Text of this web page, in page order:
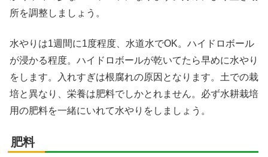
所を調整しましょう。
水やりは1週間に1度程度、水道水でOK。ハイドロボール
が浸かる程度。ハイドロボールが乾いてたら早めに水やり
をします。入れすぎは根腐れの原因となります。土での栽
培と異なり、栄養は肥料でしかとれません。必ず水耕栽培
用の肥料を一緒にいれて水やりをしましょう。
肥料